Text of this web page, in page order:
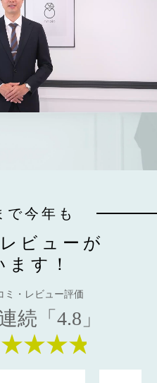
で今年も
ビューが
ます！
ミ・レビュー評価
続「4.8」